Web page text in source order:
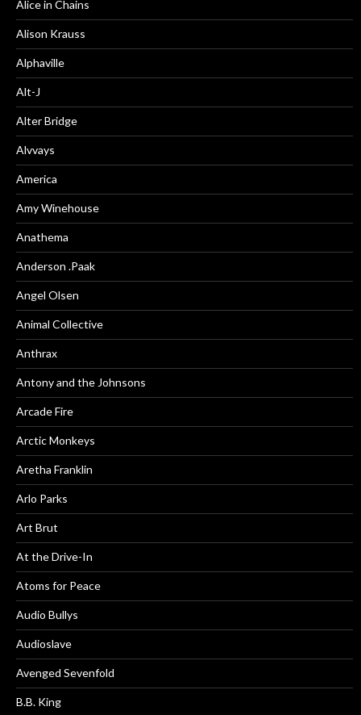
Alice in Chains
Alison Krauss
Alphaville
Alt-J
Alter Bridge
Alvvays
America
Amy Winehouse
Anathema
Anderson .Paak
Angel Olsen
Animal Collective
Anthrax
Antony and the Johnsons
Arcade Fire
Arctic Monkeys
Aretha Franklin
Arlo Parks
Art Brut
At the Drive-In
Atoms for Peace
Audio Bullys
Audioslave
Avenged Sevenfold
B.B. King